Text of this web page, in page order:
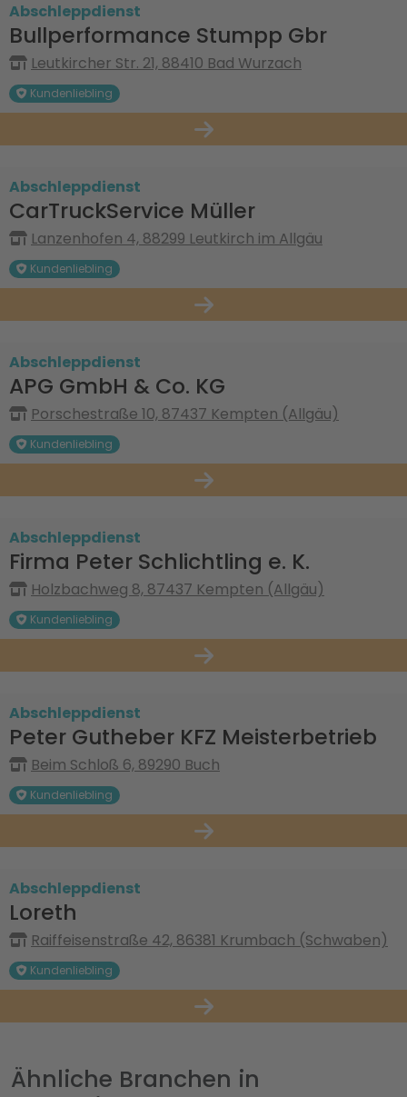
Abschleppdienst
Bullperformance Stumpp Gbr
Leutkircher Str. 21, 88410 Bad Wurzach
Kundenliebling
Abschleppdienst
CarTruckService Müller
Lanzenhofen 4, 88299 Leutkirch im Allgäu
Kundenliebling
Abschleppdienst
APG GmbH & Co. KG
Porschestraße 10, 87437 Kempten (Allgäu)
Kundenliebling
Abschleppdienst
Firma Peter Schlichtling e. K.
Holzbachweg 8, 87437 Kempten (Allgäu)
Kundenliebling
Abschleppdienst
Peter Gutheber KFZ Meisterbetrieb
Beim Schloß 6, 89290 Buch
Kundenliebling
Abschleppdienst
Loreth
Raiffeisenstraße 42, 86381 Krumbach (Schwaben)
Kundenliebling
Ähnliche Branchen in